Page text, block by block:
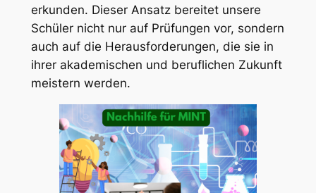
erkunden. Dieser Ansatz bereitet unsere
Schüler nicht nur auf Prüfungen vor, sondern
auch auf die Herausforderungen, die sie in
ihrer akademischen und beruflichen Zukunft
meistern werden.